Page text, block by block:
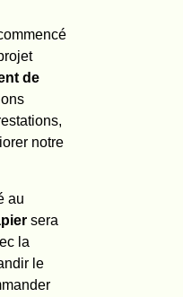
de
notre
au
sera
la
le